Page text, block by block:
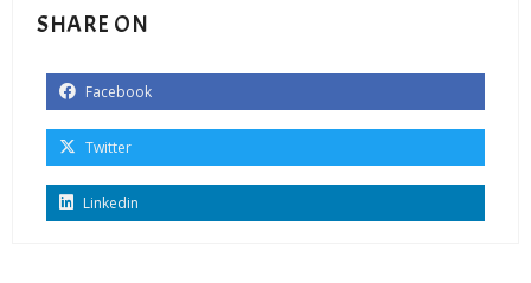
SHARE ON
Facebook
Twitter
Linkedin